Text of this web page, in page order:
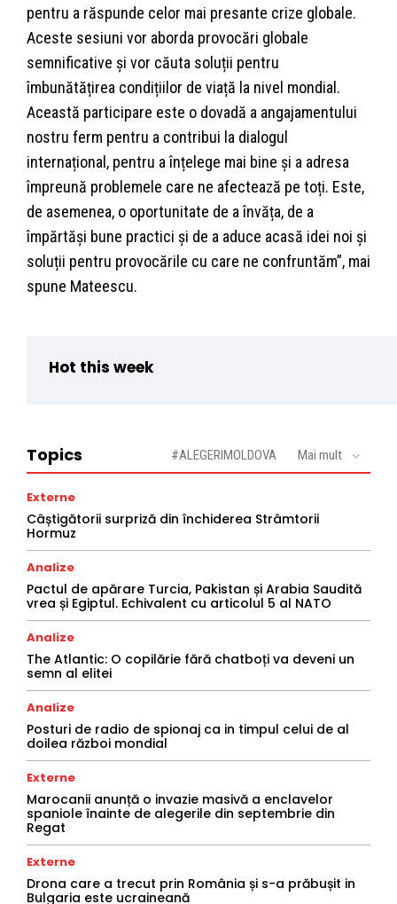
pentru a răspunde celor mai presante crize globale.
Aceste sesiuni vor aborda provocări globale
semnificative și vor căuta soluții pentru
îmbunătățirea condițiilor de viață la nivel mondial.
Această participare este o dovadă a angajamentului
nostru ferm pentru a contribui la dialogul
internațional, pentru a înțelege mai bine și a adresa
împreună problemele care ne afectează pe toți. Este,
de asemenea, o oportunitate de a învăța, de a
împărtăși bune practici și de a aduce acasă idei noi și
soluții pentru provocările cu care ne confruntăm”, mai
spune Mateescu.
Hot this week
Topics #ALEGERIMOLDOVA Mai mult
Externe
Câștigătorii surpriză din închiderea Strâmtorii
Hormuz
Analize
Pactul de apărare Turcia, Pakistan și Arabia Saudită
vrea și Egiptul. Echivalent cu articolul 5 al NATO
Analize
The Atlantic: O copilărie fără chatboți va deveni un
semn al elitei
Analize
Posturi de radio de spionaj ca in timpul celui de al
doilea război mondial
Externe
Marocanii anunță o invazie masivă a enclavelor
spaniole înainte de alegerile din septembrie din
Regat
Externe
Drona care a trecut prin România și s-a prăbușit in
Bulgaria este ucraineană